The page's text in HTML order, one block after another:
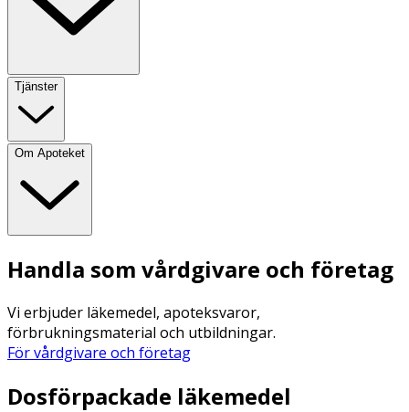
Tjänster
Om Apoteket
Handla som vårdgivare och företag
Vi erbjuder läkemedel, apoteksvaror,
förbrukningsmaterial och utbildningar.
För vårdgivare och företag
Dosförpackade läkemedel